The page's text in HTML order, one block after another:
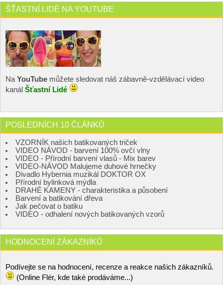
ŠŤASTNÍ LIDÉ NA YOUTUBE
NaYouTube můžete sledovat náš zábavně-vzdělávací video
kanál Šťastní Lidé
POSLEDNÍCH 10 ČLÁNKŮ
VZORNÍK našich batikovaných triček
VIDEO NÁVOD - barvení 100% ovčí vlny
VIDEO - Přírodní barvení vlasů - Mix barev
VIDEO-NÁVOD Malujeme duhové hrnečky
Divadlo Hybernia muzikál DOKTOR OX
Přírodní bylinková mýdla
DRAHÉ KAMENY - charakteristika a působení
Barvení a batikování dřeva
Jak pečovat o batiku
VIDEO - odhalení nových batikovaných vzorů
HODNOCENÍ ZÁKAZNÍKŮ
Podívejte se na hodnocení, recenze a reakce našich zákazníků.
(Online Flér, kde také prodáváme...)